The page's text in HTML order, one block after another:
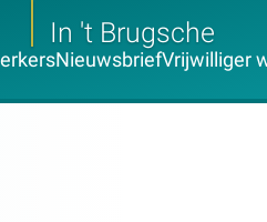
In 't Brugsche
NieuwsbriefVrijwilliger